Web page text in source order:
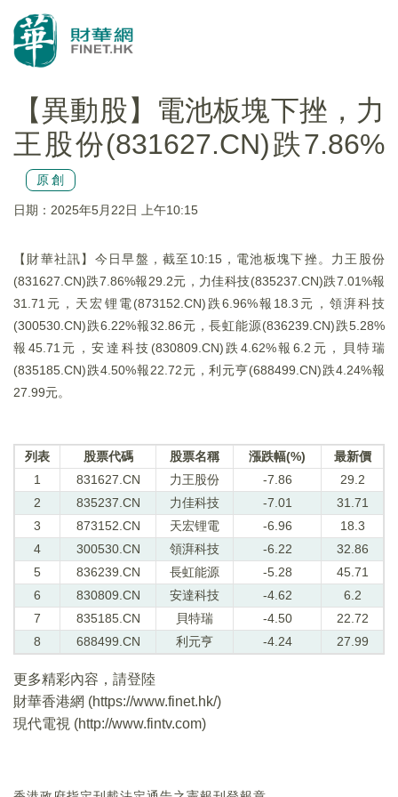
【異動股】電池板塊下挫，力
王股份(831627.CN)跌7.86%
原創
日期：2025年5月22日 上午10:15
【財華社訊】今日早盤，截至10:15，電池板塊下挫。力王股份
(831627.CN)跌7.86%報29.2元，力佳科技(835237.CN)跌7.01%報
31.71元，天宏锂電(873152.CN)跌6.96%報18.3元，領湃科技
(300530.CN)跌6.22%報32.86元，長虹能源(836239.CN)跌5.28%
報45.71元，安達科技(830809.CN)跌4.62%報6.2元，貝特瑞
(835185.CN)跌4.50%報22.72元，利元亨(688499.CN)跌4.24%報
27.99元。
列表 股票代碼 股票名稱 漲跌幅(%)
最新價
1
831627.CN 力王股份 -7.86
29.2
2
835237.CN 力佳科技 -7.01
31.71
3
873152.CN 天宏锂電 -6.96
18.3
4
300530.CN 領湃科技 -6.22
32.86
5
836239.CN 長虹能源 -5.28
45.71
6
830809.CN 安達科技 -4.62
6.2
7
835185.CN 貝特瑞 -4.50
22.72
8
688499.CN 利元亨 -4.24 27.99
更多精彩內容，請登陸
財華香港網 (https://www.finet.hk/)
現代電視 (http://www.fintv.com)